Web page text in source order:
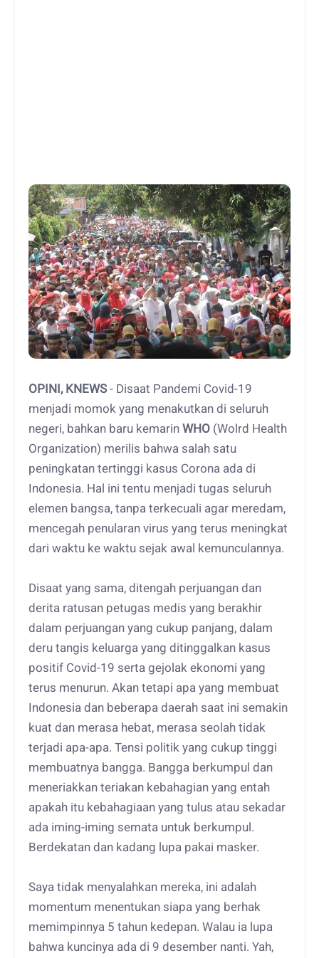
OPINI, KNEWS - Disaat Pandemi Covid-19
menjadi momok yang menakutkan di seluruh
negeri, bahkan baru kemarinWHO (Wolrd Health
Organization) merilis bahwa salah satu
peningkatan tertinggi kasus Corona ada di
Indonesia. Hal ini tentu menjadi tugas seluruh
elemen bangsa, tanpa terkecuali agar meredam,
mencegah penularan virus yang terus meningkat
dari waktu ke waktu sejak awal kemunculannya.
Disaat yang sama, ditengah perjuangan dan
derita ratusan petugas medis yang berakhir
dalam perjuangan yang cukup panjang, dalam
deru tangis keluarga yang ditinggalkan kasus
positif Covid-19 serta gejolak ekonomi yang
terus menurun. Akan tetapi apa yang membuat
Indonesia dan beberapa daerah saat ini semakin
kuat dan merasa hebat, merasa seolah tidak
terjadi apa-apa. Tensi politik yang cukup tinggi
membuatnya bangga. Bangga berkumpul dan
meneriakkan teriakan kebahagian yang entah
apakah itu kebahagiaan yang tulus atau sekadar
ada iming-iming semata untuk berkumpul.
Berdekatan dan kadang lupa pakai masker.
Saya tidak menyalahkan mereka, ini adalah
momentum menentukan siapa yang berhak
memimpinnya 5 tahun kedepan. Walau ia lupa
bahwa kuncinya ada di 9 desember nanti. Yah,